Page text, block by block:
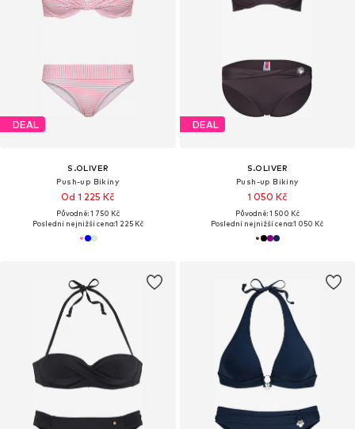
DEAL
S.OLIVER
Push-up Bikiny
Od 1 225 Kč
Původně: 1 750 Kč
Poslední nejnižší cena:1 225 Kč
DEAL
S.OLIVER
Push-up Bikiny
1 050 Kč
Původně: 1 500 Kč
Poslední nejnižší cena:1 050 Kč